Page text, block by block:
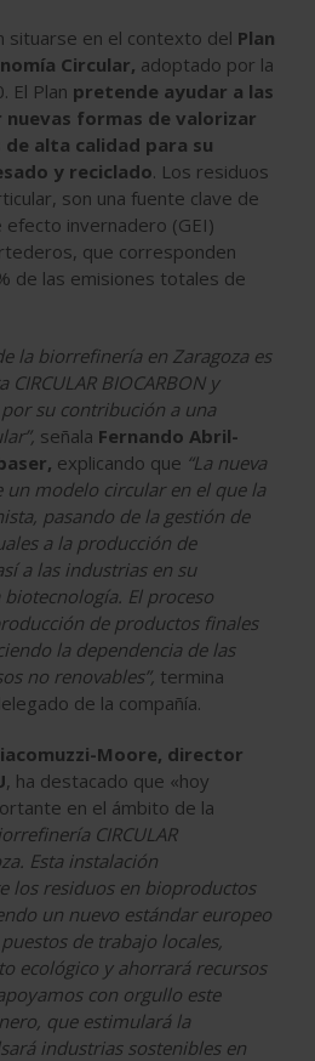
situarse en el contexto del Plan
Circular, adoptado por la
El Plan pretende ayudar a las
formas de valorizar
alta calidad para su
y reciclado. Los residuos
son una fuente clave de
invernadero (GEI)
que corresponden
de las emisiones totales de
la biorrefinería en Zaragoza es
BIOCARBON y
su contribución a una
señala Fernando Abril-
explicando que “La nueva
un modelo circular en el que la
pasando de la gestión de
a la producción de
a las industrias en su
El proceso
de productos finales
la dependencia de las
no renovables”, termina
de la compañía.
Moore, director
, ha destacado que «hoy
en el ámbito de la
CIRCULAR
Esta instalación
los residuos en bioproductos
un nuevo estándar europeo
de trabajo locales,
ecológico y ahorrará recursos
con orgullo este
que estimulará la
industrias sostenibles en